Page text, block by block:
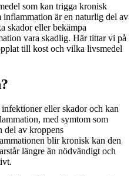
som kan trigga kronisk
är en naturlig del av
skador eller bekämpa
vara skadlig. Här tittar vi på
till kost och vilka livsmedel
eller skador och kan
med symtom som
del av kroppens
blir kronisk kan den
längre än nödvändigt och